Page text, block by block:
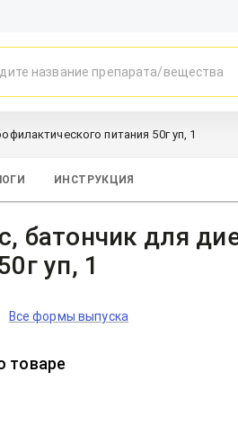
питания 50г уп, 1
ИНСТРУКЦИЯ
батончик для
уп, 1
Все формы выпуска
товаре